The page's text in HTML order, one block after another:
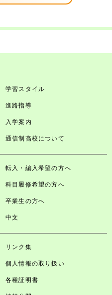
学習スタイル
進路指導
入学案内
通信制高校について
転入・編入希望の方へ
科目履修希望の方へ
卒業生の方へ
中文
リンク集
個人情報の取り扱い
各種証明書